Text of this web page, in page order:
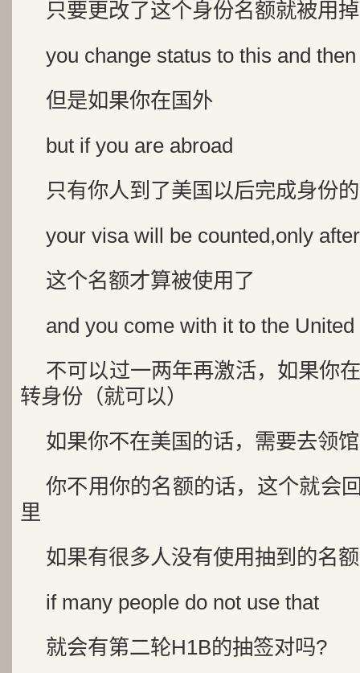
只要更改了这个身份名额就被用
you change status to this and
但是如果你在国外
but if you are abroad
只有你人到了美国以后完成身份
your visa will be counted,only
这个名额才算被使用了
and you come with it to the United
不可以过一两年再激活，如果你
转身份（就可以）
如果你不在美国的话，需要去领
你不用你的名额的话，这个就会
里
如果有很多人没有使用抽到的名额
if many people do not use that
就会有第二轮H1B的抽签对吗?